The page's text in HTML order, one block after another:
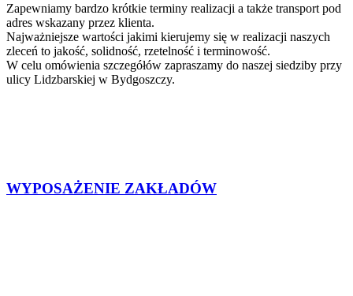
Galeria realizacji
Zapewniamy bardzo krótkie terminy realizacji a także transport pod
adres wskazany przez klienta.
Najważniejsze wartości jakimi kierujemy się w realizacji naszych
zleceń to jakość, solidność, rzetelność i terminowość.
W celu omówienia szczegółów zapraszamy do naszej siedziby przy
ulicy Lidzbarskiej w Bydgoszczy.
WYPOSAŻENIE ZAKŁADÓW